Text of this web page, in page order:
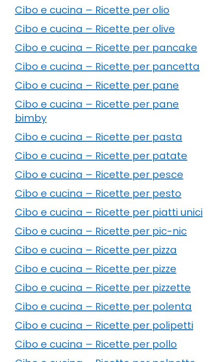
Cibo e cucina – Ricette per olio
Cibo e cucina – Ricette per olive
Cibo e cucina – Ricette per pancake
Cibo e cucina – Ricette per pancetta
Cibo e cucina – Ricette per pane
Cibo e cucina – Ricette per pane
bimby
Cibo e cucina – Ricette per pasta
Cibo e cucina – Ricette per patate
Cibo e cucina – Ricette per pesce
Cibo e cucina – Ricette per pesto
Cibo e cucina – Ricette per piatti unici
Cibo e cucina – Ricette per pic-nic
Cibo e cucina – Ricette per pizza
Cibo e cucina – Ricette per pizze
Cibo e cucina – Ricette per pizzette
Cibo e cucina – Ricette per polenta
Cibo e cucina – Ricette per polipetti
Cibo e cucina – Ricette per pollo